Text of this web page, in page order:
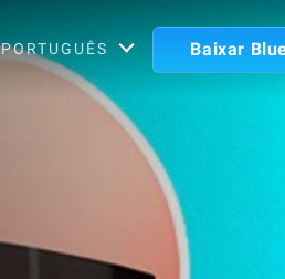
PORTUGUÊS Baixar